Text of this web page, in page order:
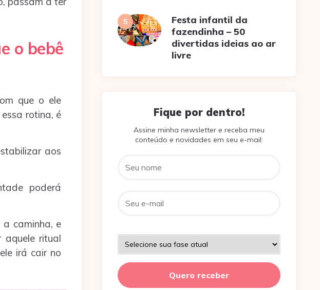
o bebê
que o ele
rotina, é
aos
poderá
caminha, e
aquele ritual
irá cair no
Festa infantil da
fazendinha – 50
divertidas ideias ao ar
livre
Fique por dentro!
Assine minha newsletter e receba meu
conteúdo e novidades em seu e-mail: